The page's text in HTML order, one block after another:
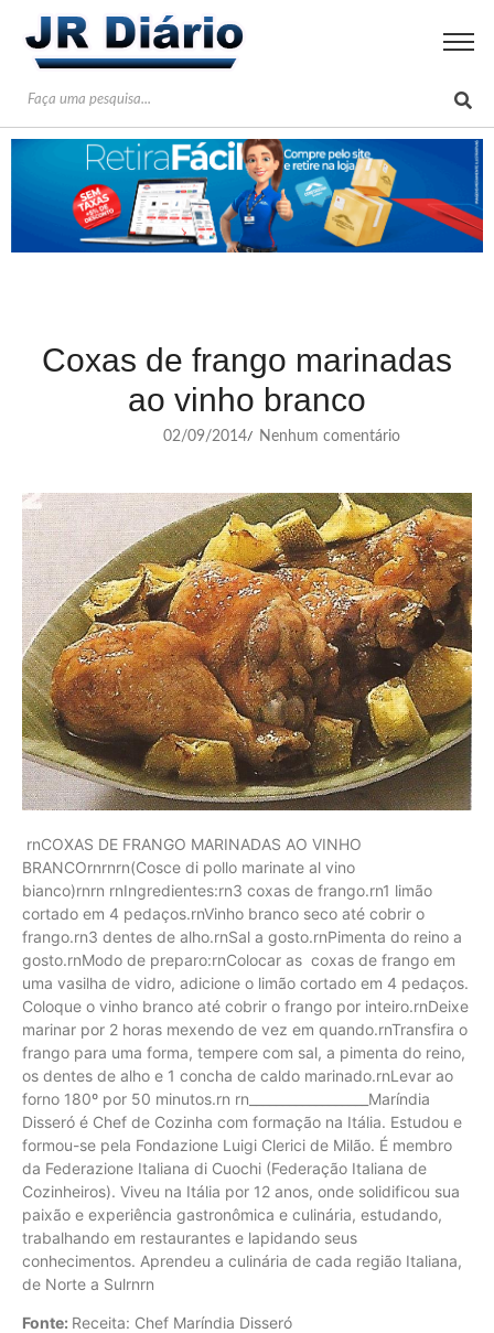
Coxas de frango marinadas
ao vinho branco
02/09/2014/ Nenhum comentário
rnCOXAS DE FRANGO MARINADAS AO VINHO
BRANCOrnrnrn(Cosce di pollo marinate al vino
bianco)rnrn rnIngredientes:rn3 coxas de frango.rn1 limão
cortado em 4 pedaços.rnVinho branco seco até cobrir o
frango.rn3 dentes de alho.rnSal a gosto.rnPimenta do reino a
gosto.rnModo de preparo:rnColocar as coxas de frango em
uma vasilha de vidro, adicione o limão cortado em 4 pedaços.
Coloque o vinho branco até cobrir o frango por inteiro.rnDeixe
marinar por 2 horas mexendo de vez em quando.rnTransfira o
frango para uma forma, tempere com sal, a pimenta do reino,
os dentes de alho e 1 concha de caldo marinado.rnLevar ao
forno 180º por 50 minutos.rn rn__________________Maríndia
Disseró é Chef de Cozinha com formação na Itália. Estudou e
formou-se pela Fondazione Luigi Clerici de Milão. É membro
da Federazione Italiana di Cuochi (Federação Italiana de
Cozinheiros). Viveu na Itália por 12 anos, onde solidificou sua
paixão e experiência gastronômica e culinária, estudando,
trabalhando em restaurantes e lapidando seus
conhecimentos. Aprendeu a culinária de cada região Italiana,
de Norte a Sulrnrn
Fonte: Receita: Chef Maríndia Disseró